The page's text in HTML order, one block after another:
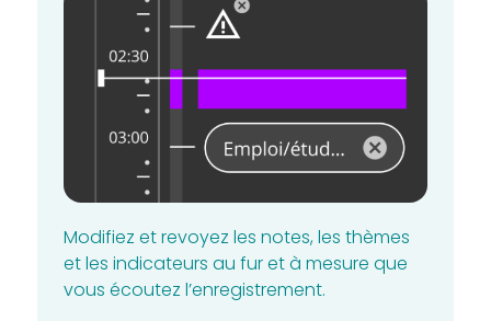
Modifiez et revoyez les notes, les thèmes
et les indicateurs au fur et à mesure que
vous écoutez l’enregistrement.